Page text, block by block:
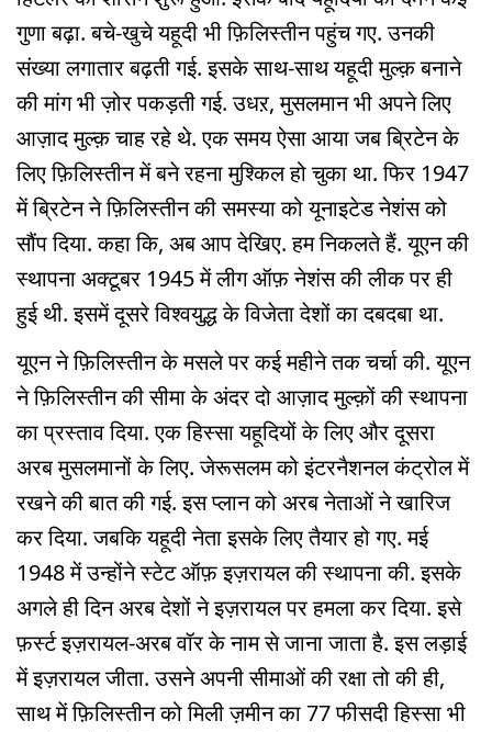
गुणा बढ़ा. बचे-खुचे यहूदी भी फ़िलिस्तीन पहुंच गए. उनकी
संख्या लगातार बढ़ती गई. इसके साथ-साथ यहूदी मुल्क़ बनाने
की मांग भी ज़ोर पकड़ती गई. उधऱ, मुसलमान भी अपने लिए
आज़ाद मुल्क़ चाह रहे थे. एक समय ऐसा आया जब ब्रिटेन के
लिए फ़िलिस्तीन में बने रहना मुश्किल हो चुका था. फिर 1947
में ब्रिटेन ने फ़िलिस्तीन की समस्या को यूनाइटेड नेशंस को
सौंप दिया. कहा कि, अब आप देखिए. हम निकलते हैं. यूएन की
स्थापना अक्टूबर 1945 में लीग ऑफ़ नेशंस की लीक पर ही
हुई थी. इसमें दूसरे विश्वयुद्ध के विजेता देशों का दबदबा था.
यूएन ने फ़िलिस्तीन के मसले पर कई महीने तक चर्चा की. यूएन
ने फ़िलिस्तीन की सीमा के अंदर दो आज़ाद मुल्क़ों की स्थापना
का प्रस्ताव दिया. एक हिस्सा यहूदियों के लिए और दूसरा
अरब मुसलमानों के लिए. जेरूसलम को इंटरनैशनल कंट्रोल में
रखने की बात की गई. इस प्लान को अरब नेताओं ने खारिज
कर दिया. जबकि यहूदी नेता इसके लिए तैयार हो गए. मई
1948 में उन्होंने स्टेट ऑफ़ इज़रायल की स्थापना की. इसके
अगले ही दिन अरब देशों ने इज़रायल पर हमला कर दिया. इसे
फ़र्स्ट इज़रायल-अरब वॉर के नाम से जाना जाता है. इस लड़ाई
में इज़रायल जीता. उसने अपनी सीमाओं की रक्षा तो की ही,
साथ में फ़िलिस्तीन को मिली ज़मीन का 77 फीसदी हिस्सा भी